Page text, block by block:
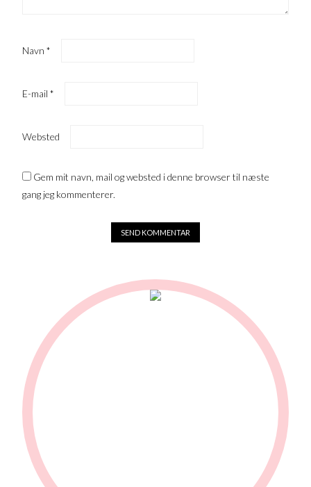
Navn*
E-mail*
Websted
Gem mit navn, mail og websted i denne browser til næste
gang jeg kommenterer.